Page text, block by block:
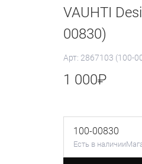
VAUHTI
00830)
Арт: 2867103 (100-
1 000₽
100-00830
Есть в наличии